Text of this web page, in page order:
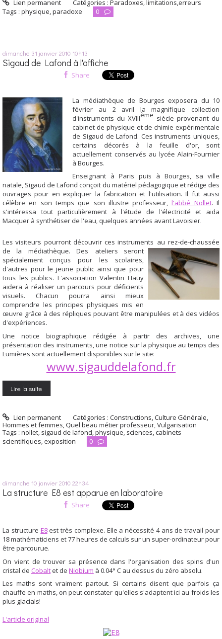
Lien permanent Catégories :Paradoxes, limitations,erreurs
Tags : physique paradoxe 0
dimanche 31 janvier 2010 10h13
Sigaud de Lafond à l'affiche
Share
La médiathèque de Bourges exposera du 10
février au 2 avril la magnifique collection
d'instruments du XVIIIème siècle provenant du
cabinet de physique et de chimie expérimentale
de Sigaud de Lafond. Ces instruments uniques,
certains décorés à la feuille d'or, sont
actuellement conservés au lycée Alain-Fournier
à Bourges.
Enseignant à Paris puis à Bourges, sa ville
natale, Sigaud de Lafond conçoit du matériel pédagogique et rédige des
ouvrages pour en expliquer la fabrication et l'utilisation. Il fut aussi
célèbre en son temps que son illustre professeur,l'abbé Nollet. Il
s'intéressa tout particulièrement à l'étude de l'électricité et aida
Macquer à synthétiser de l'eau, quelques années avant Lavoisier.
Les visiteurs pourront découvrir ces instruments au rez-de-chaussée
de la médiathèque. Des
ateliers seront
spécialement conçus pour
les scolaires,
d'autres pour le jeune public ainsi que pour
tous les publics. L'association Valentin Haüy
aidera à réaliser un parcours pour déficients
visuels. Chacun pourra ainsi mieux
comprendre les principes physiques mis en
œuvre grâce à des répliques pouvant être manipulées et à des vidéos
d'expériences.
Une notice biographique rédigée à partir des archives, une
présentation des instruments, une notice sur la physique au temps des
Lumières sont actuellement disponibles sur le site:
www.sigauddelafond.fr
Lire la suite
Lien permanent Catégories :Constructions,Culture Générale,
Hommes et femmes,Quel beau métier professeur,Vulgarisation
Tags : nollet, sigaud de lafond,physique, sciences,cabinets
scientifiques,exposition 0
dimanche 10 janvier 2010 22h34
La structure E8 est apparue en laboratoire
Share
La structure E8est très complexe. Elle a nécessité 4 ans de travail pour
18 mathématiciens et 77 heures de calculs sur un super-ordinateur pour
être parcourue.
On vient de trouver sa présence dans l'organisation des spins d'un
cristal de Cobalt et de Niobium à 0.04° C au dessus du zéro absolu.
Les maths sont vraiment partout. Si certains disent que parfois ça
chauffe en maths, on peut constater qu'elles s'adaptent ici au froids les
plus glacials!
L'article original